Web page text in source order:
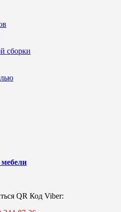
сборки
QR Код Viber: